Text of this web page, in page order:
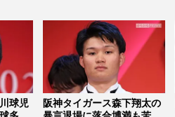
球児
阪神タイガース森下翔太の